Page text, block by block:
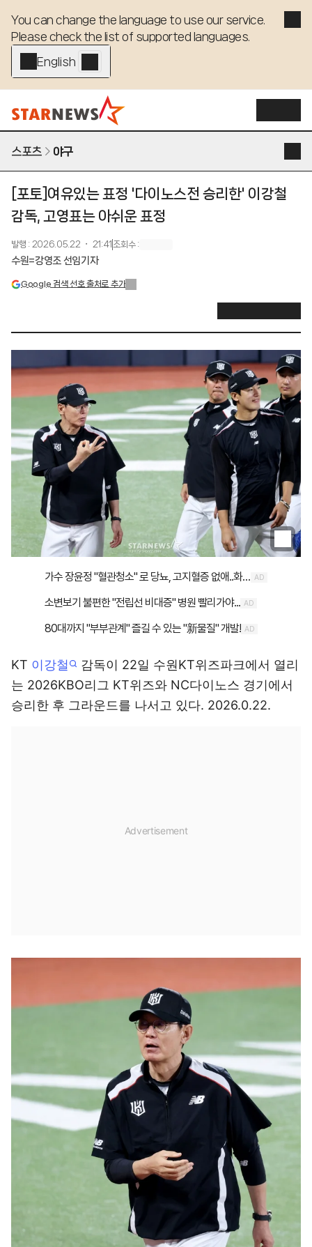
You can change the language to use our service.
Please check the list of supported languages.
English - EN
스포츠 야구
[포토]여유있는 표정 '다이노스전 승리한' 이강철
감독, 고영표는 아쉬운 표정
발행 : 2026.05.22 ・ 21:41 조회수:
수원=강영조 선임기자
Google 검색 선호 출처로 추가
KT 이강철
감독이 22일 수원KT위즈파크에서 열리
는 2026KBO리그 KT위즈와 NC다이노스 경기에서
승리한 후 그라운드를 나서고 있다. 2026.0.22.